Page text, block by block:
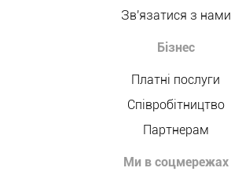
Зв'язатися з нами
Бізнес
Платні послуги
Співробітництво
Партнерам
Ми в соцмережах